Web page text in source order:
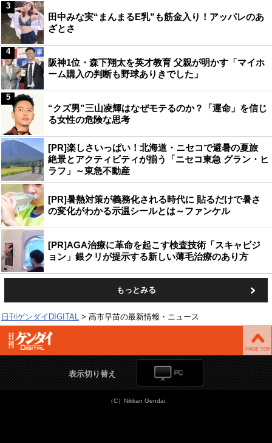
田中みな実“まんまるE乳”も筋金入り！アッパレのあ
ざとさ
3
阪神1位・森下翔太を英才教育 父親が明かす「マイホ
ーム購入の判断も野球ありきでした」
4
“クズ男”三山凌輝はなぜモテるのか？「運命」を信じ
る女性の危険な思考
5
[PR]楽しさいっぱい！北海道・ニセコで避暑の夏旅
絶景とアクティビティが揃う「ニセコ東急 グラン・ヒ
ラフ」～東急不動産
[PR]暑熱対策が義務化される時代に 貼るだけで暑さ
の変化がわかる示温シールとは～ファンケル
[PR]AGA治療に革命を起こす検査技術「スキャビジ
ョン」銀クリが提示する新しい薄毛治療のあり方
もっとみる
日刊ゲンダイDIGITAL 高市早苗の最新情報・ニュース
表示切り替え
（C）Nikkan Gendai